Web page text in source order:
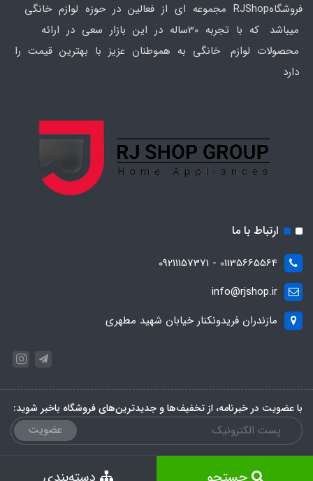
فروشگاهRJShop مجموعه ای از فعالین در حوزه لوازم خانگی
میباشد که با تجربه 30ساله در این بازار سعی در ارائه
محصولات لوازم خانگی به هموطنان عزیز با بهترین قیمت را
دارد
ارتباط با ما
01135665564 - 09211157371
info@rjshop.ir
مازندران فریدونکنار خیابان شهید مطهری
با عضویت در خبرنامه، از تخفیف‌ها و جدیدترین‌های فروشگاه باخبر شوید:
عضویت
ساخت سایت توسطپرتال